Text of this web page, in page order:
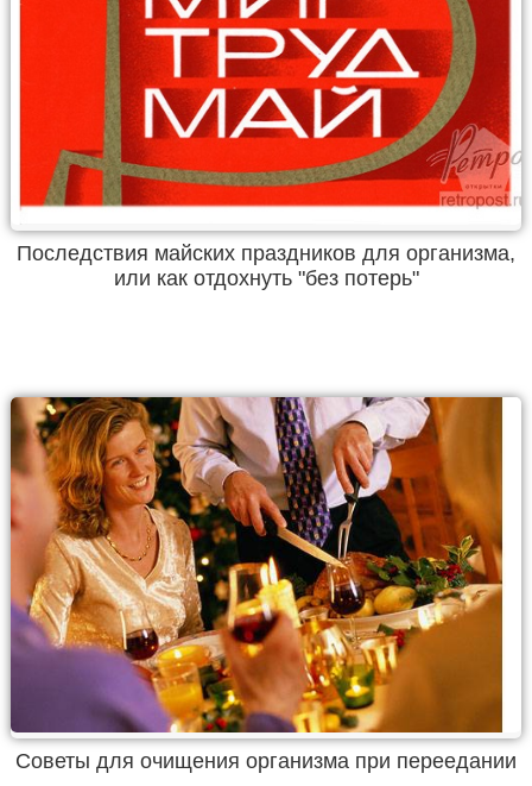
Последствия майских праздников для организма,
или как отдохнуть "без потерь"
Советы для очищения организма при переедании